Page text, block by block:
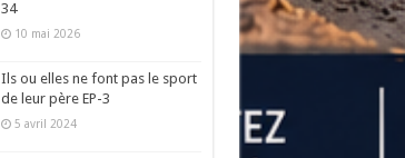
34
10 mai 2026
Ils ou elles ne font pas le sport
de leur père EP-3
5 avril 2024